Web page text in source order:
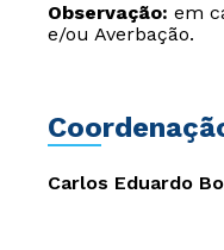
Observação: em
e/ou Averbação.
Carlos Eduardo